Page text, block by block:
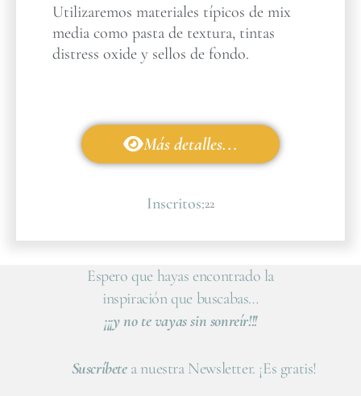
Utilizaremos materiales típicos de mix
media como pasta de textura, tintas
distress oxide y sellos de fondo.
Más detalles...
Inscritos:22
Espero que hayas encontrado la
inspiración que buscabas…
¡¡¡y no te vayas sin sonreír!!!
Suscríbetea nuestra Newsletter. ¡Es gratis!